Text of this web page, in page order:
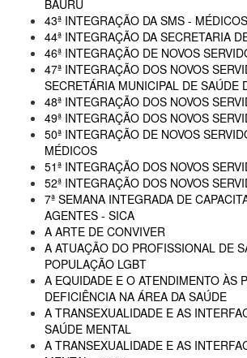
BAURU
43ª INTEGRAÇÃO DA SMS - MÉDICOS
44ª INTEGRAÇÃO DA SECRETARIA
46ª INTEGRAÇÃO DE NOVOS
47ª INTEGRAÇÃO DOS NOVOS
SECRETÁRIA MUNICIPAL DE SAÚDE
48ª INTEGRAÇÃO DOS NOVOS
49ª INTEGRAÇÃO DOS NOVOS
50ª INTEGRAÇÃO DE NOVOS
MÉDICOS
51ª INTEGRAÇÃO DOS NOVOS
52ª INTEGRAÇÃO DOS NOVOS
7ª SEMANA INTEGRADA DE
AGENTES - SICA
A ARTE DE CONVIVER
A ATUAÇÃO DO PROFISSIONAL DE
POPULAÇÃO LGBT
A EQUIDADE E O ATENDIMENTO ÀS
DEFICIÊNCIA NA ÁREA DA SAÚDE
A TRANSEXUALIDADE E AS
SAÚDE MENTAL
A TRANSEXUALIDADE E AS